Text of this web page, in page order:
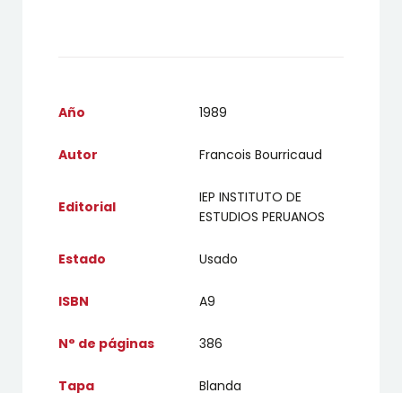
Año 1989
Autor Francois Bourricaud
Editorial
IEP INSTITUTO DE
ESTUDIOS PERUANOS
Estado Usado
ISBN A9
N° de páginas 386
Tapa Blanda